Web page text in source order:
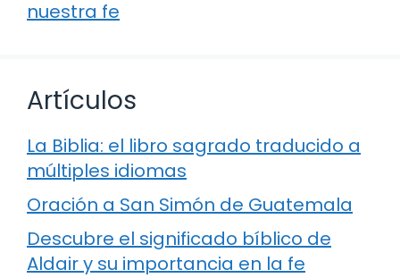
nuestra fe
Artículos
La Biblia: el libro sagrado traducido a
múltiples idiomas
Oración a San Simón de Guatemala
Descubre el significado bíblico de
Aldair y su importancia en la fe